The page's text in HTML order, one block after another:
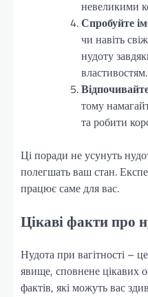
невеликими
Спробуйте
чи навіть
нудоту
властивостям.
тому
та робити
Ці поради не усунуть
полегшать ваш стан.
працює саме для вас.
Цікаві факти про
Нудота при вагітності –
явище, сповнене цікавих
фактів, які можуть вас